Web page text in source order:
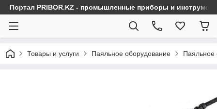
Портал PRIBOR.KZ - промышленные приборы и
Товары и услуги Паяльное оборудование Паяльное